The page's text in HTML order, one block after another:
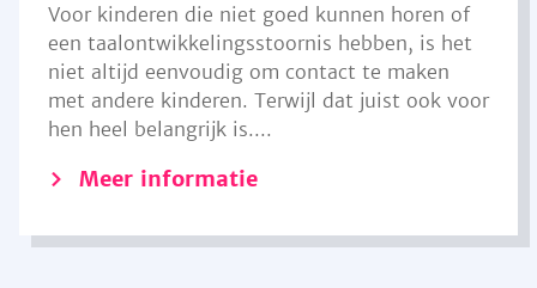
Voor kinderen die niet goed kunnen horen of
een taalontwikkelingsstoornis hebben, is het
niet altijd eenvoudig om contact te maken
met andere kinderen. Terwijl dat juist ook voor
hen heel belangrijk is....
Meer informatie